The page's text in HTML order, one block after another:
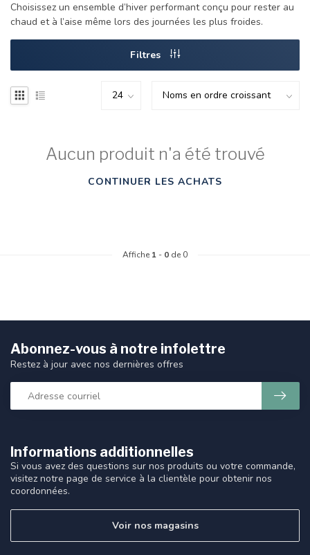
Choisissez un ensemble d’hiver performant conçu pour rester au
chaud et à l’aise même lors des journées les plus froides.
Filtres
Aucun produit n'a été trouvé
CONTINUER LES ACHATS
Affiche 1 - 0 de 0
Informations additionnelles
Si vous avez des questions sur nos produits ou votre commande,
visitez notre page de service à la clientèle pour obtenir nos
coordonnées.
Voir nos magasins
Abonnez-vous à notre infolettre
Restez à jour avec nos dernières offres